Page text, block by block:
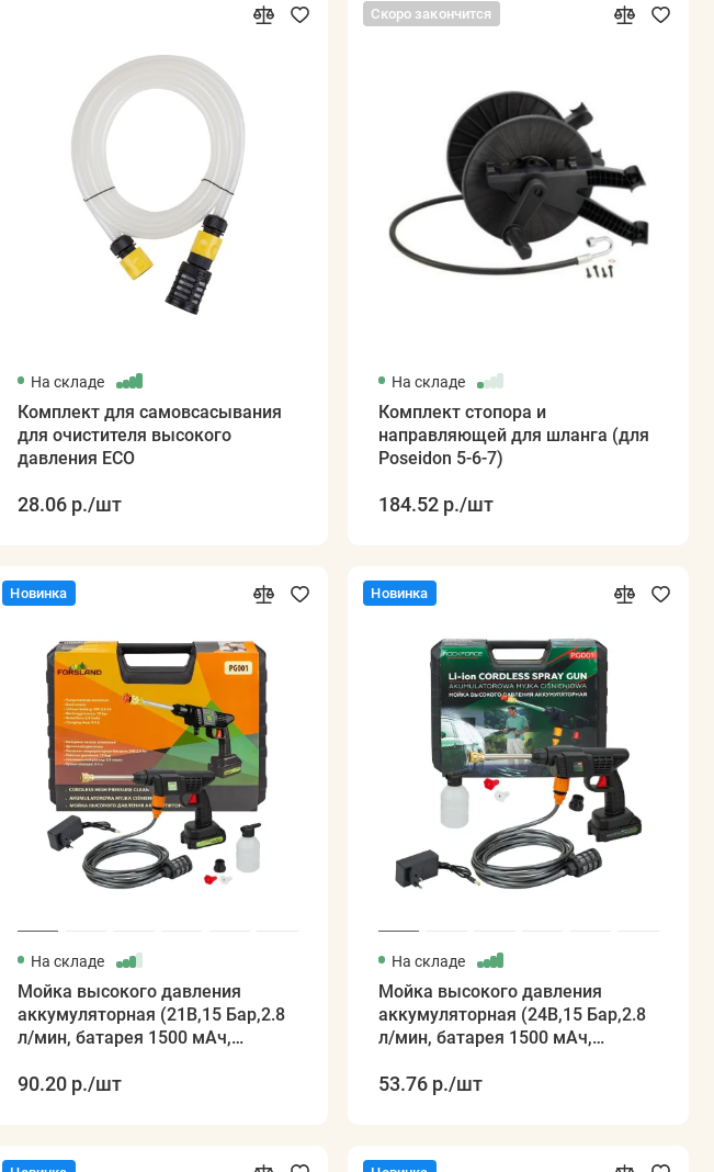
На складе
Комплект для самовсасывания
для очистителя высокого
давления ECO
28.06 р./шт
Скоро закончится
На складе
Комплект стопора и
направляющей для шланга (для
Poseidon 5-6-7)
184.52 р./шт
Новинка
На складе
Мойка высокого давления
аккумуляторная (21В,15 Бар,2.8
л/мин, батарея 1500 мАч,
двигатель)
90.20 р./шт
Новинка
На складе
Мойка высокого давления
аккумуляторная (24В,15 Бар,2.8
л/мин, батарея 1500 мАч,
двигатель)
53.76 р./шт